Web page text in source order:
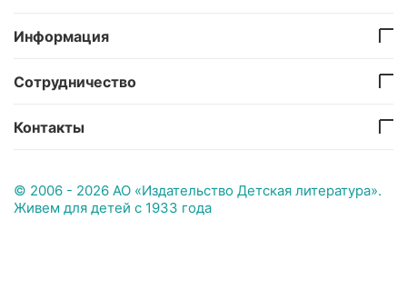
Информация
Сотрудничество
Контакты
© 2006 - 2026 АО «Издательство Детская литература».
Живем для детей с 1933 года